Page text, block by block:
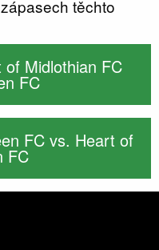
těchto
Midlothian FC
FC
FC vs. Heart of
FC